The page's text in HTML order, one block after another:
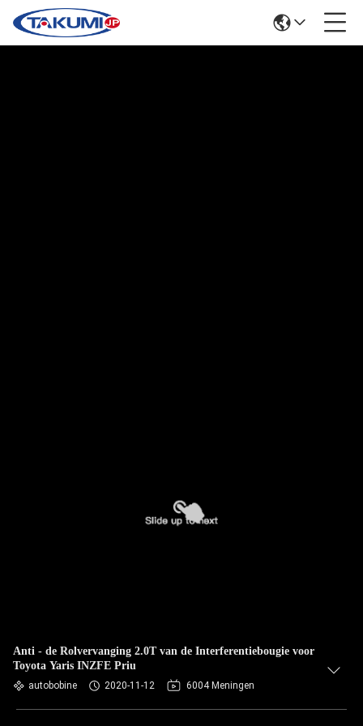
Anti - de Rolvervanging 2.0T van de Interferentiebougie voor
Toyota Yaris INZFE Priu
autobobine 2020-11-12 6004 Meningen